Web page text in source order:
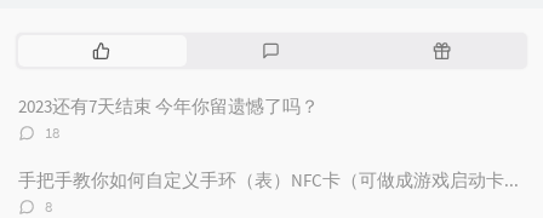
热
文
评
随
2023还有7天结束 今年你留遗憾了吗？
评
数：
18
手把手教你如何自定义手环（表）NFC卡（可做成游戏启动卡和电子名片）
评
8